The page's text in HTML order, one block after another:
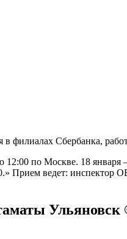
филиалах Сбербанка,
12:00 по Москве. 18
Прием ведет:
Ульяновск